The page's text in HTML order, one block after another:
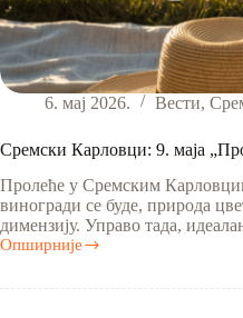
6. мај 2026. Вести,
Сремски Карловци: 9. маја
Пролеће у Сремским
виногради се буде, природа
димензију. Управо тада,
Опширније
Сремски
9.